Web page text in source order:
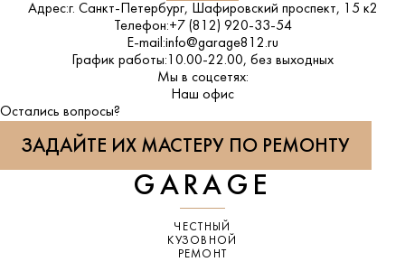
Адрес:г. Санкт-Петербург, Шафировский проспект, 15 к2
Телефон:+7 (812) 920-33-54
E-mail:info@garage812.ru
График работы: 10.00-22.00, без выходных
Мы в соцсетях:
ВКонтакте
Наш офис
Остались вопросы?
ЗАДАЙТЕ ИХ МАСТЕРУ ПО РЕМОНТУ
GARAGE
ЧЕСТНЫЙ
КУЗОВНОЙ
РЕМОНТ